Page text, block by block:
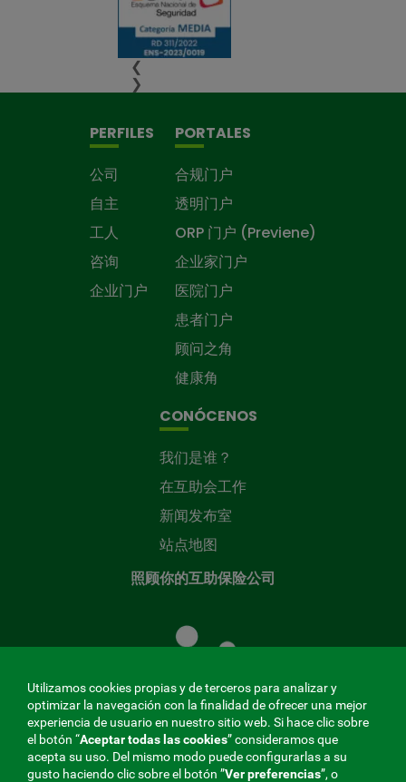
❮
❯
PERFILES
公司
自主
工人
咨询
企业门户
PORTALES
合规门户
透明门户
ORP 门户 (Previene)
企业家门户
医院门户
患者门户
顾问之角
健康角
CONÓCENOS
我们是谁？
在互助会工作
新闻发布室
站点地图
照顾你的互助保险公司
共
同
基
金
Utilizamos cookies propias y de terceros para analizar y
optimizar la navegación con la finalidad de ofrecer una mejor
experiencia de usuario en nuestro sitio web. Si hace clic sobre
el botón “Aceptar todas las cookies” consideramos que
acepta su uso. Del mismo modo puede configurarlas a su
gusto haciendo clic sobre el botón ”Ver preferencias”, o